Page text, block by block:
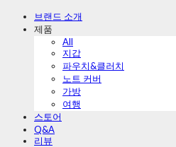
브랜드 소개
제품
All
지갑
파우치&클러치
노트 커버
가방
여행
스토어
Q&A
리뷰